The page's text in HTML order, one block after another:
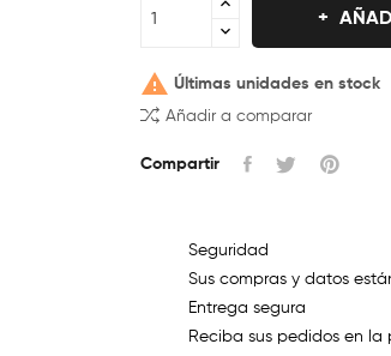
 Últimas unidades en stock
Añadir a comparar
Compartir
Seguridad
Sus compras y datos
Entrega segura
Reciba sus pedidos en